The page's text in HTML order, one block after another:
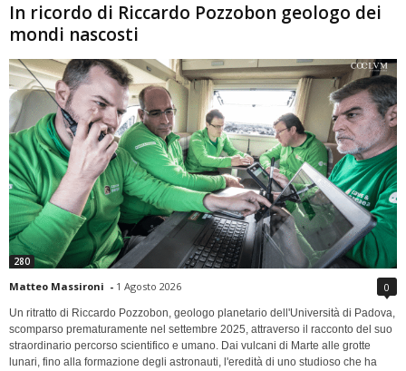
In ricordo di Riccardo Pozzobon geologo dei
mondi nascosti
280
Matteo Massironi - 1 Agosto 2026 0
Un ritratto di Riccardo Pozzobon, geologo planetario dell'Università di Padova,
scomparso prematuramente nel settembre 2025, attraverso il racconto del suo
straordinario percorso scientifico e umano. Dai vulcani di Marte alle grotte
lunari, fino alla formazione degli astronauti, l'eredità di uno studioso che ha